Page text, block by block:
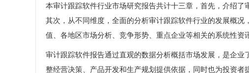
本审计跟踪软件行业市场研究报告共计十三章，首先，介绍了
其次，从不同维度，全面的分析审计跟踪软件行业的发展概
值、各地区市场分析、竞争形势、重点企业等相关的系统性资
审计跟踪软件报告通过直观的数据分析概括市场发展，是企
整经营决策、产品开发和生产规划提供依据，同时也为投资者